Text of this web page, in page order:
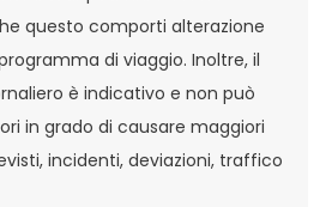
questo comporti alterazione
di viaggio. Inoltre, il
è indicativo e non può
in grado di causare maggiori
incidenti, deviazioni, traffico